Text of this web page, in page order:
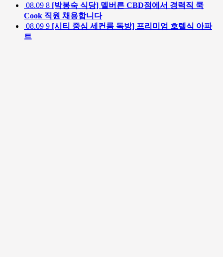
08.09 8 [박봉숙 식당] 멜버른 CBD점에서 경력직 쿡
Cook 직원 채용합니다
08.09 9 [시티 중심 세컨룸 독방] 프리미엄 호텔식 아파
트